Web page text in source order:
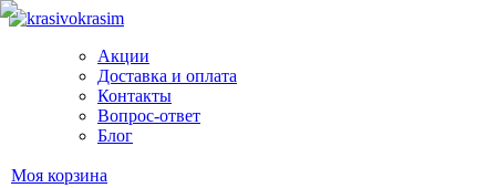
Акции
Доставка и оплата
Контакты
Вопрос-ответ
Блог
Моя корзина